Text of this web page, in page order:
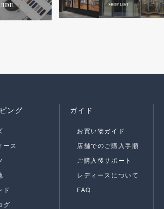
ング
ース
ド
グ
ガイド
お買い物ガイド
店舗でのご購入手順
ご購入後サポート
レディースについて
FAQ